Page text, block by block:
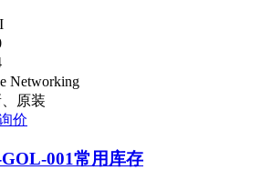
Networking
原装
价
001常用库存